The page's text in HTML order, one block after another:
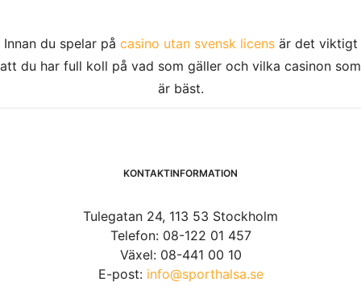
Innan du spelar på casino utan svensk licensär det viktigt
att du har full koll på vad som gäller och vilka casinon som
är bäst.
KONTAKTINFORMATION
Tulegatan 24, 113 53 Stockholm
Telefon: 08-122 01 457
Växel: 08-441 00 10
E-post: info@sporthalsa.se